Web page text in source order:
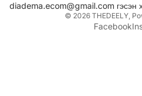
diadema.ecom@gmail.com гэсэн
© 2026 THEDEELY,
Facebook